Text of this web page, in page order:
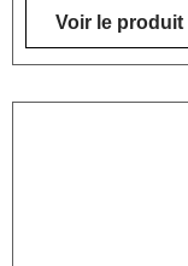
Voir le produit